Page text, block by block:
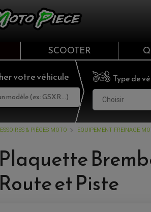
SCOOTER
votre véhicule Type de
Choisir
& PIÈCES MOTO EQUIPEMENT FREINAGE
Plaquette
Route et Piste